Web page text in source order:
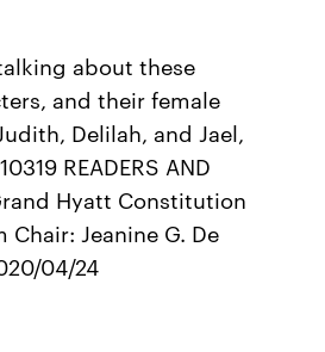
about these
and their female
Delilah, and Jael,
READERS AND
Hyatt Constitution
Chair: Jeanine G. De
04/24